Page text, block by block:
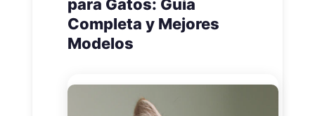
para Gatos: Guia
Completa y Mejores
Modelos